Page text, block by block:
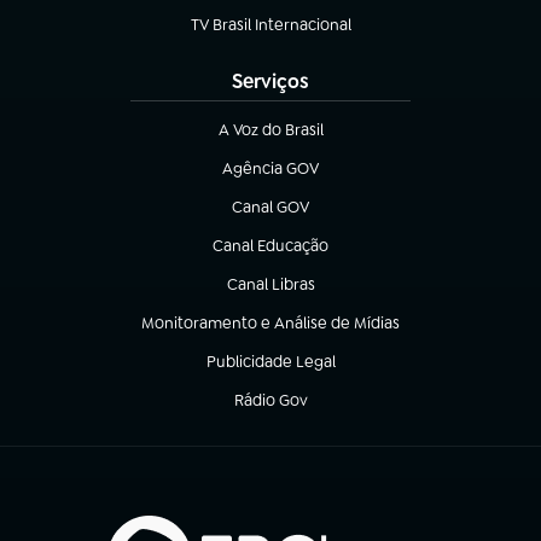
TV Brasil Internacional
(abre em nova aba)
Serviços
A Voz do Brasil
(abre em nova aba)
Agência GOV
(abre em nova aba)
Canal GOV
(abre em nova aba)
Canal Educação
(abre em nova aba)
Canal Libras
(abre em nova aba)
Monitoramento e Análise de Mídias
(abre em nova aba)
Publicidade Legal
(abre em nova aba)
Rádio Gov
(abre em nova aba)